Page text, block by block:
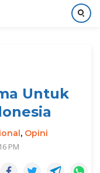
Untuk
, Opini
PM